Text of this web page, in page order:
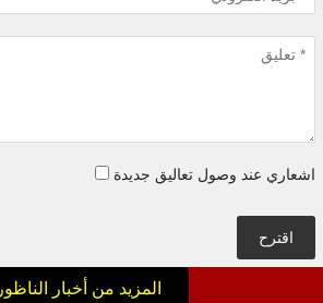
اشعاري عند وصول تعاليق جديدة
اقترح
المزيد من أخبار الناظور